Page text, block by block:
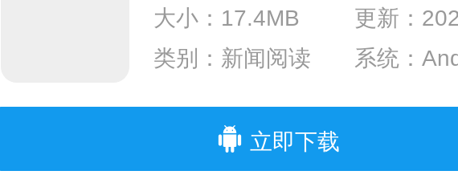
大小：17.4MB
更新：
类别：新闻阅读
系统：
立即下载